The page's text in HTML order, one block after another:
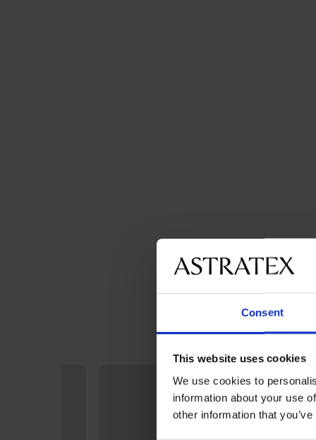
Consent
This website uses cookies
We use cookies to
information about your use
other information that